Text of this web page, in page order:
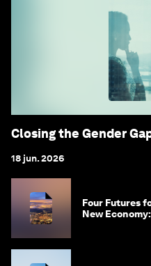
Closing the Gender
18 jun. 2026
Four Futures
New